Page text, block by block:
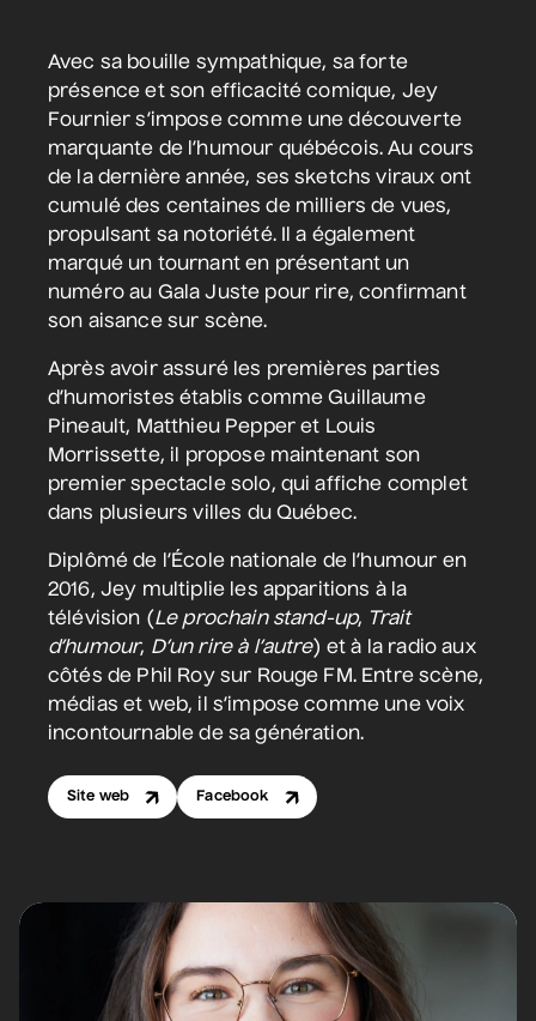
Avec sa bouille sympathique, sa forte
présence et son efficacité comique, Jey
Fournier s’impose comme une découverte
marquante de l’humour québécois. Au cours
de la dernière année, ses sketchs viraux ont
cumulé des centaines de milliers de vues,
propulsant sa notoriété. Il a également
marqué un tournant en présentant un
numéro au Gala Juste pour rire, confirmant
son aisance sur scène.
Après avoir assuré les premières parties
d’humoristes établis comme Guillaume
Pineault, Matthieu Pepper et Louis
Morrissette, il propose maintenant son
premier spectacle solo, qui affiche complet
dans plusieurs villes du Québec.
Diplômé de l’École nationale de l’humour en
2016, Jey multiplie les apparitions à la
télévision (Le prochain stand-up, Trait
d’humour, D’un rire à l’autre) et à la radio aux
côtés de Phil Roy sur Rouge FM. Entre scène,
médias et web, il s’impose comme une voix
incontournable de sa génération.
Site web Facebook